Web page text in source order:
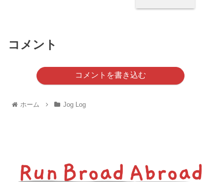
コメント
コメントを書き込む
ホーム Jog Log